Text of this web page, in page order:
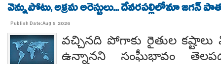
వెన్నుపోటు, అక్రమ అరెస్టులు... దేవరపల్లిలోనూ జగన్
Publish Date:Aug 5, 2026
వచ్చినది పోగాకు రైతుల
ఉన్నానని సంఘీభావం